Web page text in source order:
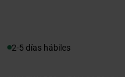
2-5 días hábiles